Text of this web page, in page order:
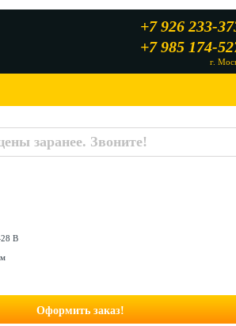
+7 926 233-
+7 985 174-
г.
заранее. Звоните!
В
Оформить заказ!